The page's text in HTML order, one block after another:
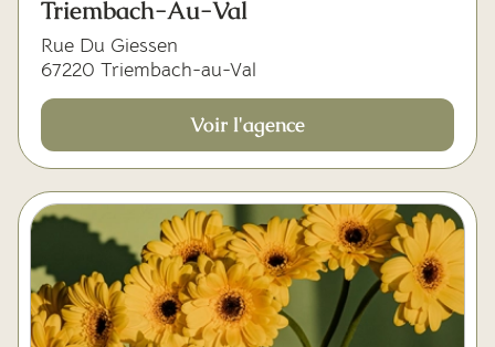
Triembach-Au-Val
Rue Du Giessen
67220 Triembach-au-Val
Voir l'agence